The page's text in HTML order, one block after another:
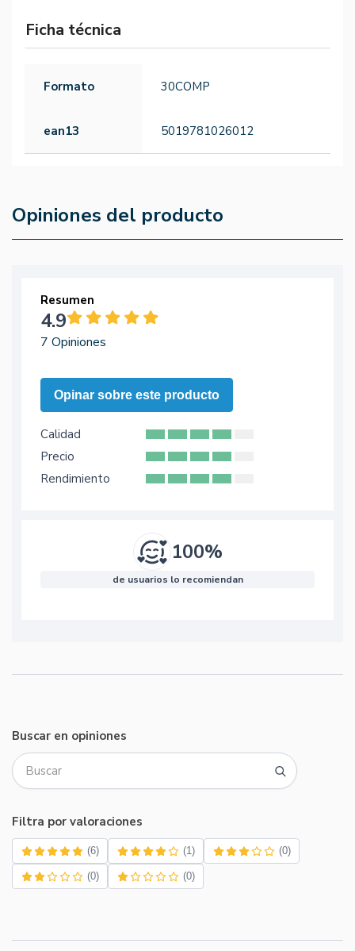
Ficha técnica
Formato 30COMP
ean13 5019781026012
Opiniones del producto
Resumen
4.9
7 Opiniones
Opinar sobre este producto
Calidad
Precio
Rendimiento
100%
de usuarios lo recomiendan
Buscar en opiniones
Filtra por valoraciones
(6) (1) (0)
(0) (0)